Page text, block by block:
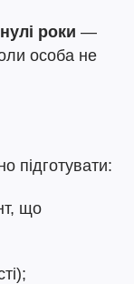
роки —
особа не
підготувати:
що